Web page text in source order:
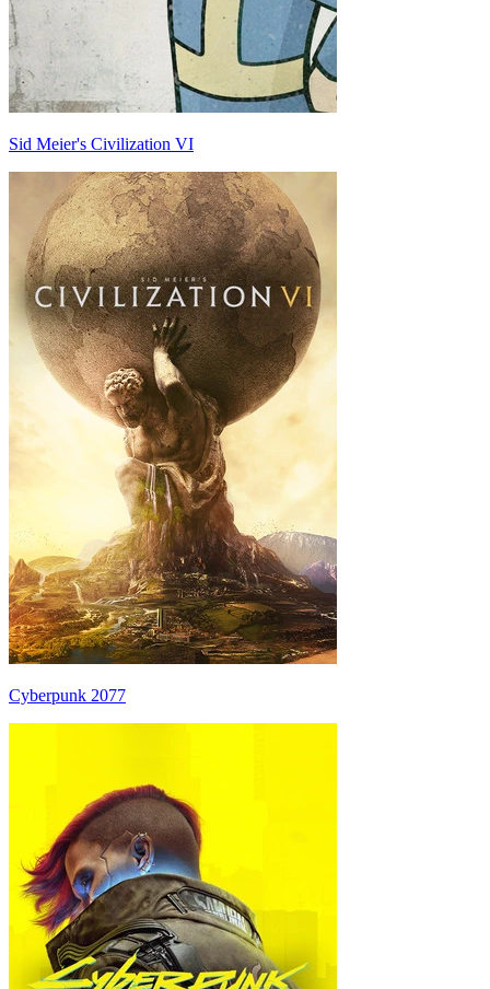
Sid Meier's Civilization VI
Cyberpunk 2077